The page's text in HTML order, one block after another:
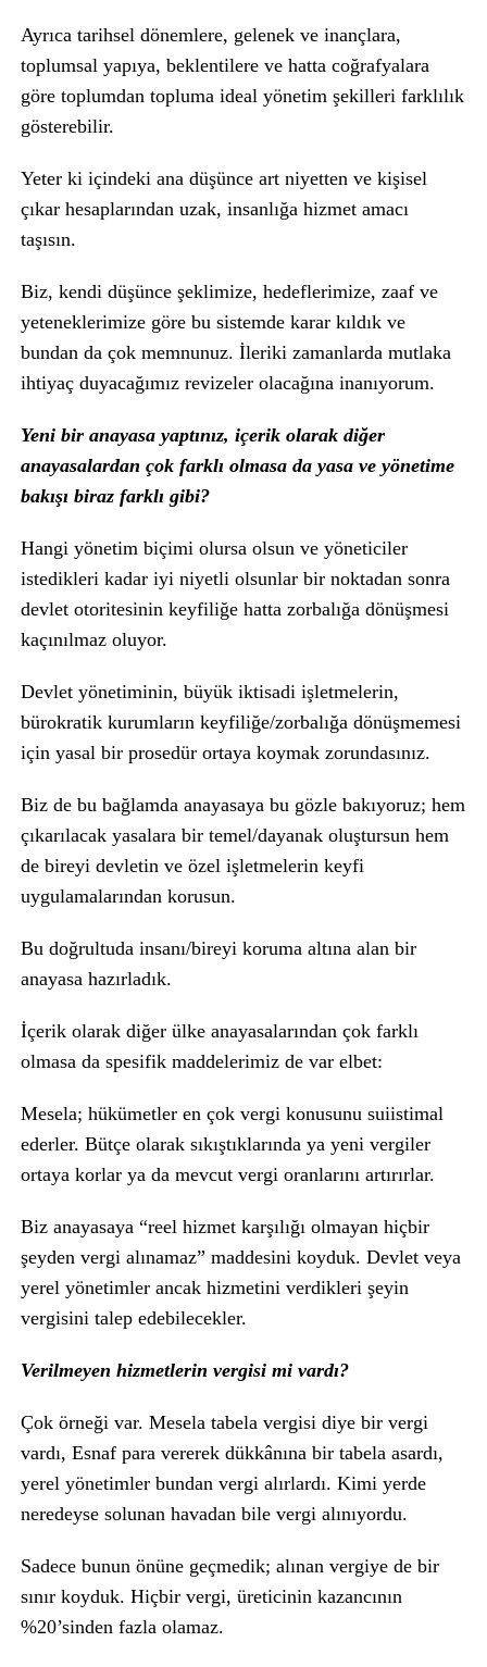
Ayrıca tarihsel dönemlere, gelenek ve inançlara,
toplumsal yapıya, beklentilere ve hatta coğrafyalara
göre toplumdan topluma ideal yönetim şekilleri farklılık
gösterebilir.
Yeter ki içindeki ana düşünce art niyetten ve kişisel
çıkar hesaplarından uzak, insanlığa hizmet amacı
taşısın.
Biz, kendi düşünce şeklimize, hedeflerimize, zaaf ve
yeteneklerimize göre bu sistemde karar kıldık ve
bundan da çok memnunuz. İleriki zamanlarda mutlaka
ihtiyaç duyacağımız revizeler olacağına inanıyorum.
Yeni bir anayasa yaptınız, içerik olarak diğer
anayasalardan çok farklı olmasa da yasa ve yönetime
bakışı biraz farklı gibi?
Hangi yönetim biçimi olursa olsun ve yöneticiler
istedikleri kadar iyi niyetli olsunlar bir noktadan sonra
devlet otoritesinin keyfiliğe hatta zorbalığa dönüşmesi
kaçınılmaz oluyor.
Devlet yönetiminin, büyük iktisadi işletmelerin,
bürokratik kurumların keyfiliğe/zorbalığa dönüşmemesi
için yasal bir prosedür ortaya koymak zorundasınız.
Biz de bu bağlamda anayasaya bu gözle bakıyoruz; hem
çıkarılacak yasalara bir temel/dayanak oluştursun hem
de bireyi devletin ve özel işletmelerin keyfi
uygulamalarından korusun.
Bu doğrultuda insanı/bireyi koruma altına alan bir
anayasa hazırladık.
İçerik olarak diğer ülke anayasalarından çok farklı
olmasa da spesifik maddelerimiz de var elbet:
Mesela; hükümetler en çok vergi konusunu suiistimal
ederler. Bütçe olarak sıkıştıklarında ya yeni vergiler
ortaya korlar ya da mevcut vergi oranlarını artırırlar.
Biz anayasaya “reel hizmet karşılığı olmayan hiçbir
şeyden vergi alınamaz” maddesini koyduk. Devlet veya
yerel yönetimler ancak hizmetini verdikleri şeyin
vergisini talep edebilecekler.
Verilmeyen hizmetlerin vergisi mi vardı?
Çok örneği var. Mesela tabela vergisi diye bir vergi
vardı, Esnaf para vererek dükkânına bir tabela asardı,
yerel yönetimler bundan vergi alırlardı. Kimi yerde
neredeyse solunan havadan bile vergi alınıyordu.
Sadece bunun önüne geçmedik; alınan vergiye de bir
sınır koyduk. Hiçbir vergi, üreticinin kazancının
%20’sinden fazla olamaz.